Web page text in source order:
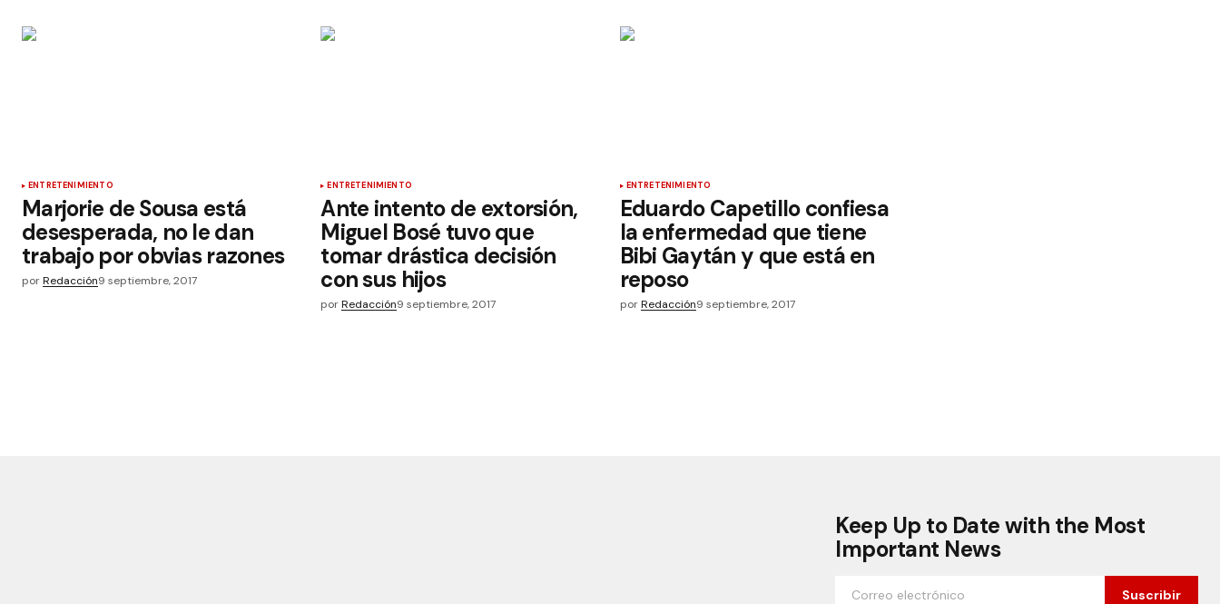
ENTRETENIMIENTO
Marjorie de Sousa está
desesperada, no le dan
trabajo por obvias razones
porRedacción9 septiembre, 2017
ENTRETENIMIENTO
Ante intento de extorsión,
Miguel Bosé tuvo que
tomar drástica decisión
con sus hijos
por Redacción9 septiembre, 2017
ENTRETENIMIENTO
Eduardo Capetillo confiesa
la enfermedad que tiene
Bibi Gaytán y que está en
reposo
por Redacción9 septiembre, 2017
Keep Up to Date with the Most
Important News
Suscribir